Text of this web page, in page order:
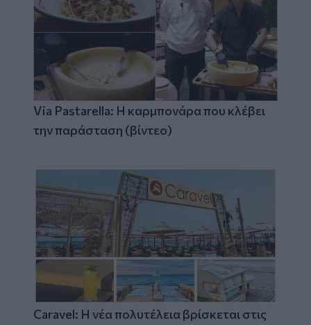
Via Pastarella: Η καρμπονάρα που κλέβει
την παράσταση (βίντεο)
Caravel: Η νέα πολυτέλεια βρίσκεται στις